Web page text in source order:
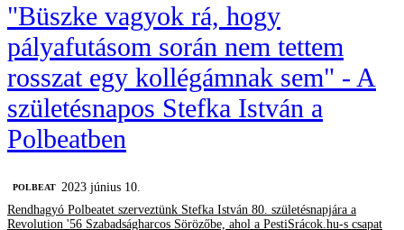
"Büszke vagyok rá, hogy
pályafutásom során nem tettem
rosszat egy kollégámnak sem" - A
születésnapos Stefka István a
Polbeatben
‎POLBEAT
2023 június 10.
Rendhagyó Polbeatet szerveztünk Stefka István 80. születésnapjára a
Revolution '56 Szabadságharcos Sörözőbe, ahol a PestiSrácok.hu-s csapat